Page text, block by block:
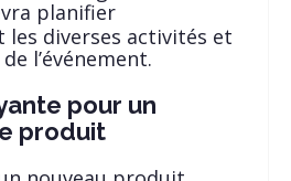
planifier
les diverses activités et
l’événement.
pour un
produit